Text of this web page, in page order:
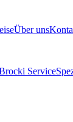
Über uns
Service